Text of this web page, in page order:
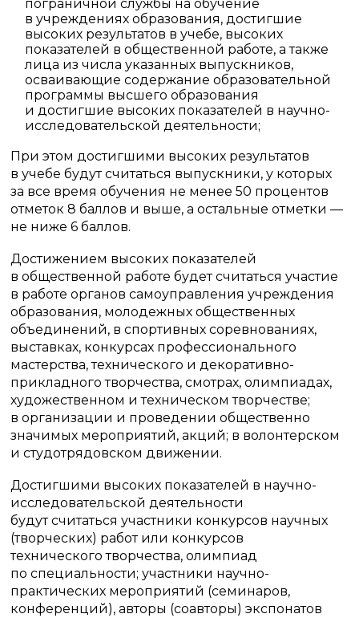
пограничной службы на обучение
в учреждениях образования, достигшие
высоких результатов в учебе, высоких
показателей в общественной работе, а также
лица из числа указанных выпускников,
осваивающие содержание образовательной
программы высшего образования
и достигшие высоких показателей в научно-
исследовательской деятельности;
При этом достигшими высоких результатов
в учебе будут считаться выпускники, у которых
за все время обучения не менее 50 процентов
отметок 8 баллов и выше, а остальные отметки —
не ниже 6 баллов.
Достижением высоких показателей
в общественной работе будет считаться участие
в работе органов самоуправления учреждения
образования, молодежных общественных
объединений, в спортивных соревнованиях,
выставках, конкурсах профессионального
мастерства, технического и декоративно-
прикладного творчества, смотрах, олимпиадах,
художественном и техническом творчестве;
в организации и проведении общественно
значимых мероприятий, акций; в волонтерском
и студотрядовском движении.
Достигшими высоких показателей в научно-
исследовательской деятельности
будут считаться участники конкурсов научных
(творческих) работ или конкурсов
технического творчества, олимпиад
по специальности; участники научно-
практических мероприятий (семинаров,
конференций), авторы (соавторы) экспонатов